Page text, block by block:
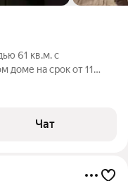
61 кв.м. с
доме на срок от 11
во
Чат